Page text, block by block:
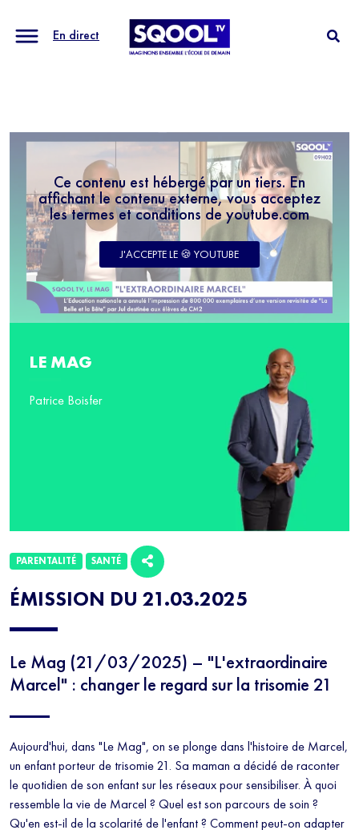
En direct
Ce contenu est hébergé par un tiers. En
affichant le contenu externe, vous acceptez
les termes et conditions de youtube.com
J'ACCEPTE LE 🍪 YOUTUBE
ÉMISSION DU 21.03.2025
Le Mag (21/03/2025) – "L'extraordinaire
Marcel" : changer le regard sur la trisomie 21
Aujourd'hui, dans "Le Mag", on se plonge dans l'histoire de Marcel,
un enfant porteur de trisomie 21. Sa maman a décidé de raconter
le quotidien de son enfant sur les réseaux pour sensibiliser. À quoi
ressemble la vie de Marcel ? Quel est son parcours de soin ?
Qu'en est-il de la scolarité de l'enfant ? Comment peut-on adapter
PARENTALITÉ SANTÉ
LE MAG
Patrice Boisfer